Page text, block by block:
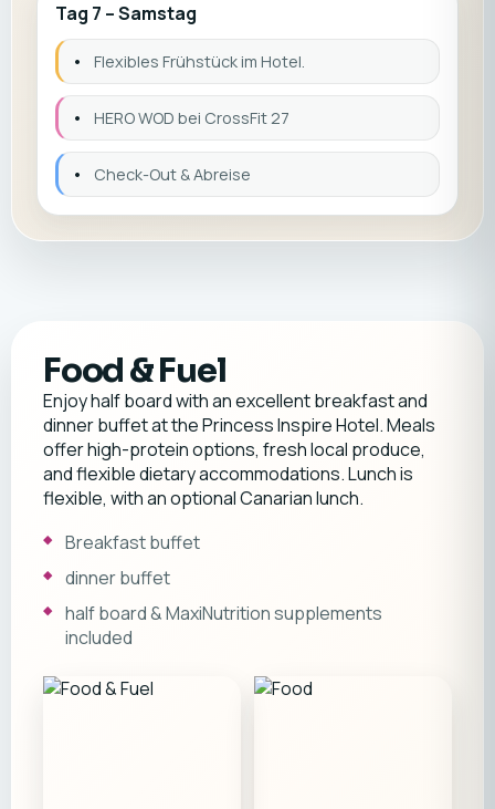
Tag 7 – Samstag
• Flexibles Frühstück im Hotel.
• HERO WOD bei CrossFit 27
• Check-Out & Abreise
Food & Fuel
Enjoy half board with an excellent breakfast and
dinner buffet at the Princess Inspire Hotel. Meals
offer high-protein options, fresh local produce,
and flexible dietary accommodations. Lunch is
flexible, with an optional Canarian lunch.
Breakfast buffet
dinner buffet
half board & MaxiNutrition supplements
included